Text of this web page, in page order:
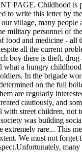
PAGE. Childhood is
to write this letter by
village, many people
military personnel of
food and medicine - all
all the current
boy there is theft,
a hungry
In the brigade
on the full
are regularly
cautiously, and
with street children, not
was building
extremely rare... This
We must not
many